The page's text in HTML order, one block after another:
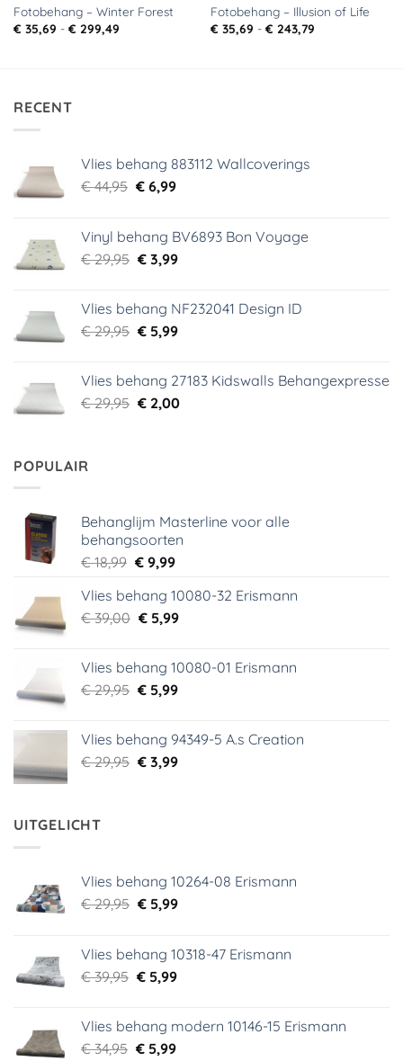
Fotobehang – Winter Forest
€ 35,69 - € 299,49Prijsklasse:
Fotobehang – Illusion of Life
€ 35,69 - € 243,79Prijsklasse:
RECENT
Vlies behang 883112 Wallcoverings
€44,95 Oorspronkelijke
€ 44,95.
€6,99Huidige
€ 6,99.
Vinyl behang BV6893 Bon Voyage
€29,95 Oorspronkelijke
€ 29,95.
€3,99Huidige
€ 3,99.
Vlies behang NF232041 Design ID
€29,95 Oorspronkelijke
€ 29,95.
€5,99Huidige
€ 5,99.
Vlies behang 27183 Kidswalls Behangexpresse
€29,95 Oorspronkelijke
€2,00Huidige
POPULAIR
Behanglijm Masterline voor alle
behangsoorten
€18,99 Oorspronkelijke
was:
€ 18,99.
€9,99Huidige
is:
€ 9,99.
Vlies behang 10080-32 Erismann
€39,00 Oorspronkelijke
€ 39,00.
€5,99Huidige
€ 5,99.
Vlies behang 10080-01 Erismann
€29,95 Oorspronkelijke
€ 29,95.
€5,99Huidige
€ 5,99.
Vlies behang 94349-5 A.s Creation
€29,95 Oorspronkelijke
€3,99Huidige
UITGELICHT
Vlies behang 10264-08 Erismann
€29,95 Oorspronkelijke
€ 29,95.
€5,99Huidige
€ 5,99.
Vlies behang 10318-47 Erismann
€39,95 Oorspronkelijke
€ 39,95.
€5,99Huidige
€ 5,99.
Vlies behang modern 10146-15 Erismann
€34,95 Oorspronkelijke
€5,99Huidige